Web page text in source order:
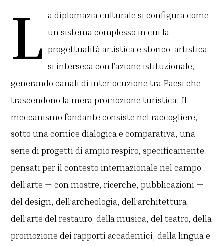
L a diplomazia culturale si configura come
un sistema complesso in cui la
progettualità artistica e storico-artistica
si interseca con l’azione istituzionale,
generando canali di interlocuzione tra Paesi che
trascendono la mera promozione turistica. Il
meccanismo fondante consiste nel raccogliere,
sotto una cornice dialogica e comparativa, una
serie di progetti di ampio respiro, specificamente
pensati per il contesto internazionale nel campo
dell’arte — con mostre, ricerche, pubblicazioni —
del design, dell’archeologia, dell’architettura,
dell’arte del restauro, della musica, del teatro, della
promozione dei rapporti accademici, della lingua e